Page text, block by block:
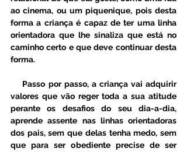
ao cinema, ou um piquenique, pois desta
forma a criança é capaz de ter uma linha
orientadora que lhe sinaliza que está no
caminho certo e que deve continuar desta
forma.
valores que vão reger toda a sua atitude
perante os desafios do seu dia-a-dia,
aprende assente nas linhas orientadoras
dos pais, sem que delas tenha medo, sem
que para ser obediente precise de ser